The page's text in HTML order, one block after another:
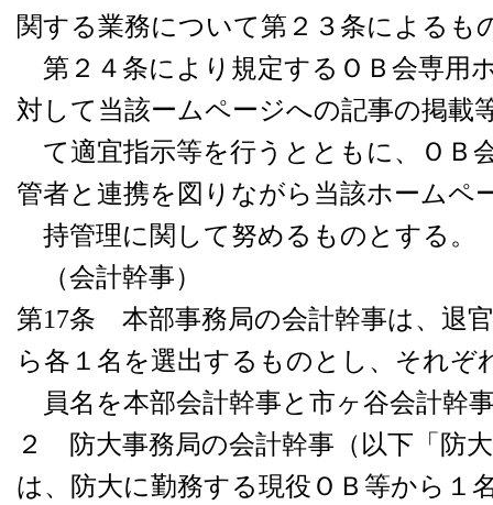
関する業務について第２３条によるも
第２４条により規定するＯＢ会専用
対して当該ームページへの記事の掲載
て適宜指示等を行うとともに、ＯＢ
管者と連携を図りながら当該ホームペ
持管理に関して努めるものとする。
（会計幹事）
第17条 本部事務局の会計幹事は、退
ら各１名を選出するものとし、それぞ
員名を本部会計幹事と市ヶ谷会計幹
２ 防大事務局の会計幹事（以下「防
は、防大に勤務する現役ＯＢ等から１